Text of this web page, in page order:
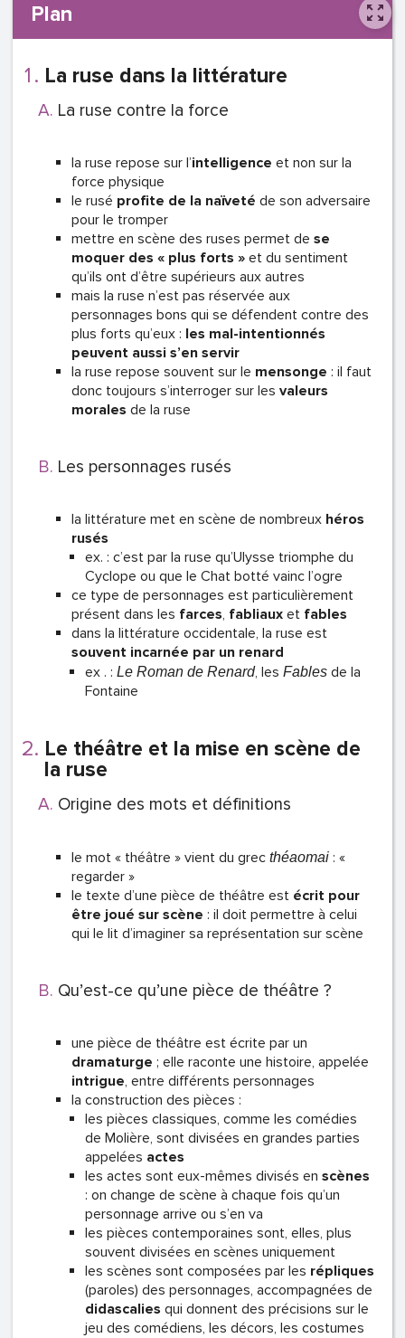
Plan
La ruse dans la littérature
La ruse contre la force
la ruse repose sur l’intelligence et non sur la
force physique
le rusé profite de la naïveté de son adversaire
pour le tromper
mettre en scène des ruses permet de se
moquer des « plus forts » et du sentiment
qu’ils ont d’être supérieurs aux autres
mais la ruse n’est pas réservée aux
personnages bons qui se défendent contre des
plus forts qu’eux : les mal-intentionnés
peuvent aussi s’en servir
la ruse repose souvent sur le mensonge : il faut
donc toujours s’interroger sur les valeurs
morales de la ruse
Les personnages rusés
la littérature met en scène de nombreux héros
rusés
ex. : c’est par la ruse qu’Ulysse triomphe du
Cyclope ou que le Chat botté vainc l’ogre
ce type de personnages est particulièrement
présent dans les farces, fabliaux et fables
dans la littérature occidentale, la ruse est
souvent incarnée par un renard
ex . : Le Roman de Renard, les Fables de la
Fontaine
Le théâtre et la mise en scène de
la ruse
Origine des mots et définitions
le mot « théâtre » vient du grec théaomai : «
regarder »
le texte d’une pièce de théâtre est écrit pour
être joué sur scène : il doit permettre à celui
qui le lit d’imaginer sa représentation sur scène
Qu’est-ce qu’une pièce de théâtre ?
une pièce de théâtre est écrite par un
dramaturge ; elle raconte une histoire, appelée
intrigue, entre différents personnages
la construction des pièces :
les pièces classiques, comme les comédies
de Molière, sont divisées en grandes parties
appelées actes
les actes sont eux-mêmes divisés en scènes
: on change de scène à chaque fois qu’un
personnage arrive ou s’en va
les pièces contemporaines sont, elles, plus
souvent divisées en scènes uniquement
les scènes sont composées par les répliques
(paroles) des personnages, accompagnées de
didascalies qui donnent des précisions sur le
jeu des comédiens, les décors, les costumes